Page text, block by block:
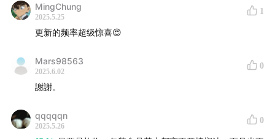
MingChung
2025.5.25
1
更新的频率超级惊喜😍
Mars98563
2025.6.02
0
謝謝。
qqqqqn
2025.5.26
0